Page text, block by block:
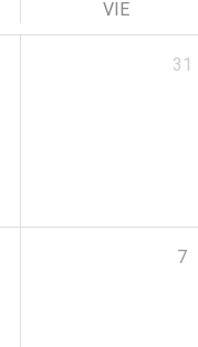
VIE
31
7